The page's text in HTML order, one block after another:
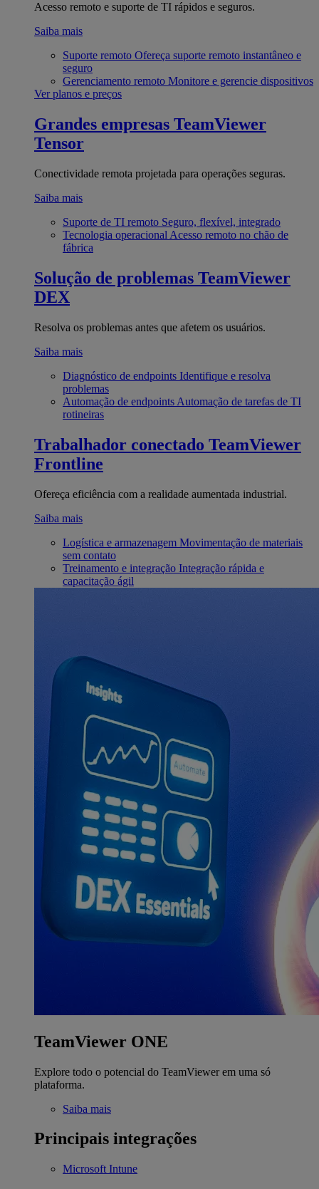
Acesso remoto e suporte de TI rápidos e seguros.
Saiba mais
Suporte remoto Ofereça suporte remoto instantâneo e
seguro
Gerenciamento remoto Monitore e gerencie dispositivos
Ver planos e preços
Grandes empresas TeamViewer
Tensor
Conectividade remota projetada para operações seguras.
Saiba mais
Suporte de TI remoto Seguro, flexível, integrado
Tecnologia operacional Acesso remoto no chão de
fábrica
Solução de problemas TeamViewer
DEX
Resolva os problemas antes que afetem os usuários.
Saiba mais
Diagnóstico de endpoints Identifique e resolva
problemas
Automação de endpoints Automação de tarefas de TI
rotineiras
Trabalhador conectado TeamViewer
Frontline
Ofereça eficiência com a realidade aumentada industrial.
Saiba mais
Logística e armazenagem Movimentação de materiais
sem contato
Treinamento e integração Integração rápida e
capacitação ágil
TeamViewer ONE
Explore todo o potencial do TeamViewer em uma só
plataforma.
Saiba mais
Principais integrações
Microsoft Intune